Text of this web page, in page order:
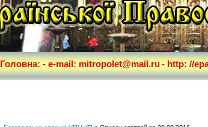
Головна: - e-mail: mitropolet@mail.ru- http: //